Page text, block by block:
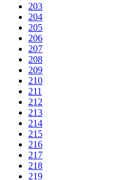
203
204
205
206
207
208
209
210
211
212
213
214
215
216
217
218
219